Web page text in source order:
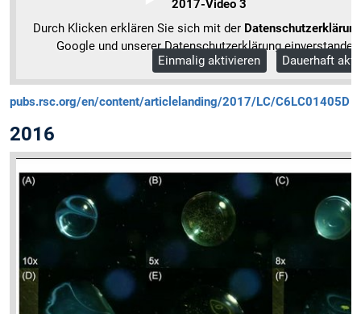
2017-Video 3
Durch Klicken erklären Sie sich mit der
Google und unserer Datenschutzerklärung
Mehr Informationen
Einmalig aktivieren Dauerhaft
pubs.rsc.org/en/content/articlelanding/2017/LC/C6LC01405D
2016